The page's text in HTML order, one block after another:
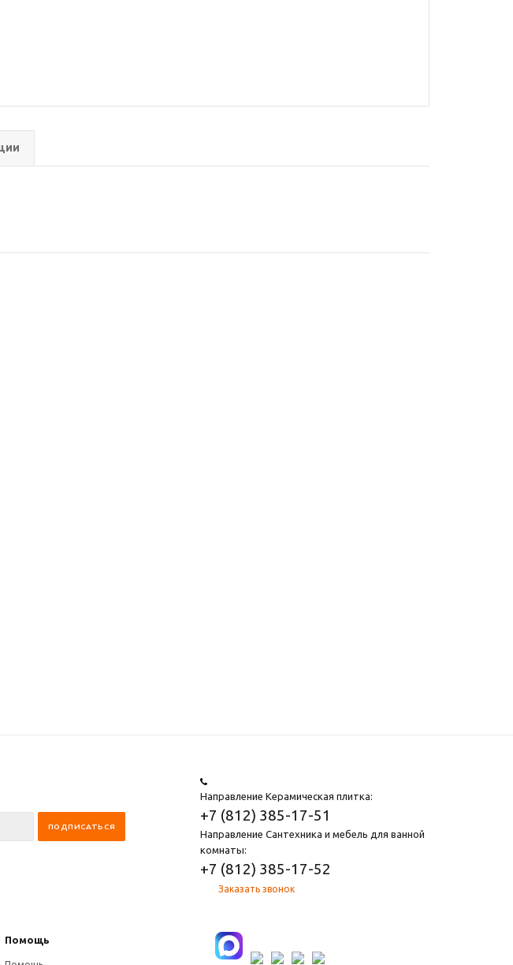
Направление Керамическая плитка:
+7 (812) 385-17-51
Направление Сантехника и мебель для ванной
комнаты:
+7 (812) 385-17-52
Заказать звонок
Помощь